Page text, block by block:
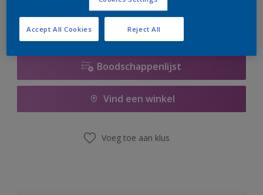
Boodschappenlijst
Vind een winkel
Voeg toe aan klus
Reject All
Accept All Cookies